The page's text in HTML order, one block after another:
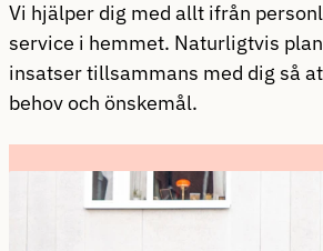
Vi hjälper dig med allt ifrån
service i hemmet. Naturligtvis
insatser tillsammans med dig så
behov och önskemål.